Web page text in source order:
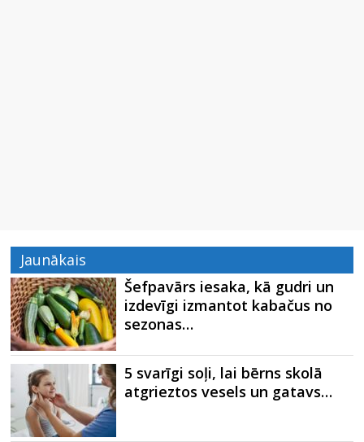
Jaunākais
Šefpavārs iesaka, kā gudri un
izdevīgi izmantot kabačus no
sezonas…
5 svarīgi soļi, lai bērns skolā
atgrieztos vesels un gatavs…